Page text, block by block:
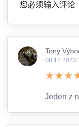
您必须输入评论
Tony
08.12.2023
Jeden z